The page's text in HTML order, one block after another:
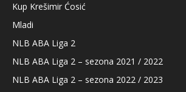
Kup Krešimir Ćosić
Mladi
NLB ABA Liga 2
NLB ABA Liga 2 – sezona 2021 / 2022
NLB ABA Liga 2 – sezona 2022 / 2023